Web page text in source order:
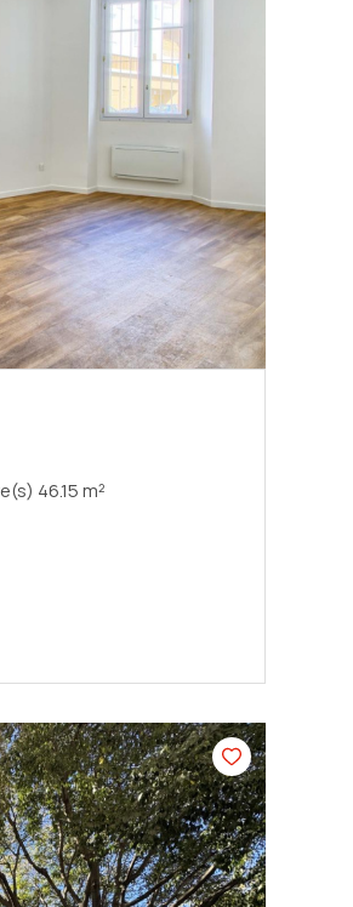
Appartement 2 pièce(s) 1 chambre(s) 46.15 m²